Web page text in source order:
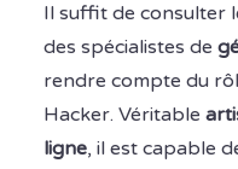
Il suffit de consulter
des spécialistes de
rendre compte du
Hacker. Véritable
ligne, il est capable